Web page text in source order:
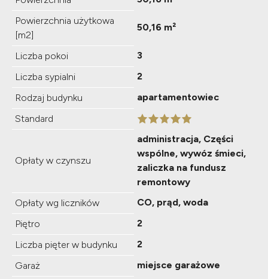
Powierzchnia użytkowa
[m2]
50,16 m²
Liczba pokoi
3
Liczba sypialni
2
Rodzaj budynku
apartamentowiec
Standard
Opłaty w czynszu
administracja, Części
wspólne, wywóz śmieci,
zaliczka na fundusz
remontowy
Opłaty wg liczników
CO, prąd, woda
Piętro
2
Liczba pięter w budynku
2
Garaż
miejsce garażowe